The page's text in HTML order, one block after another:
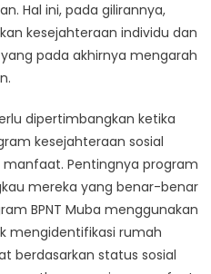
Hal ini, pada gilirannya,
kesejahteraan individu dan
pada akhirnya mengarah
dipertimbangkan ketika
kesejahteraan sosial
Pentingnya program
mereka yang benar-benar
BPNT Muba menggunakan
mengidentifikasi rumah
berdasarkan status sosial